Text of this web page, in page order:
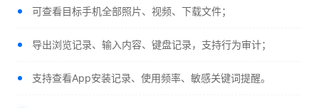
可查看目标手机全部照片、视频、下载文件；
导出浏览记录、输入内容、键盘记录，支持行为审计；
支持查看App安装记录、使用频率、敏感关键词提醒。